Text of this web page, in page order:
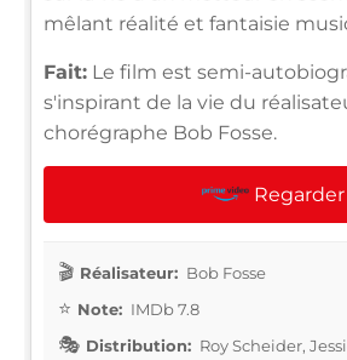
mêlant réalité et fantaisie
Fait: Le film est semi-
s'inspirant de la vie du
chorégraphe Bob Fosse.
Regarder
Réalisateur: Bob Fosse
Note: IMDb 7.8
Distribution: Roy Scheider,